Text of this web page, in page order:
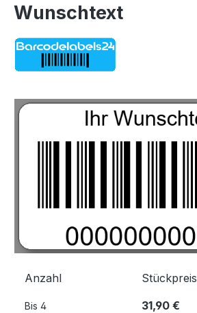
Wunschtext
Bildergalerie überspringen
Anzahl Stückpreis
Bis 4 31,90 €